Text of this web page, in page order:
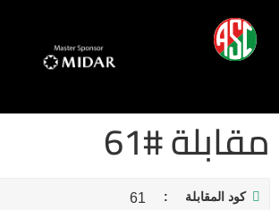
مقابلة #61
كود المقابلة 61